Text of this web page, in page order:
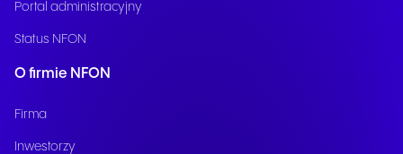
Portal administracyjny
Status NFON
O firmie NFON
Firma
Inwestorzy